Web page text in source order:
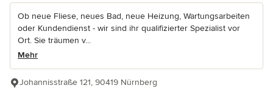
Ob neue Fliese, neues Bad, neue Heizung, Wartungsarbeiten
oder Kundendienst - wir sind ihr qualifizierter Spezialist vor
Ort. Sie träumen v...
Mehr
Johannisstraße 121, 90419 Nürnberg